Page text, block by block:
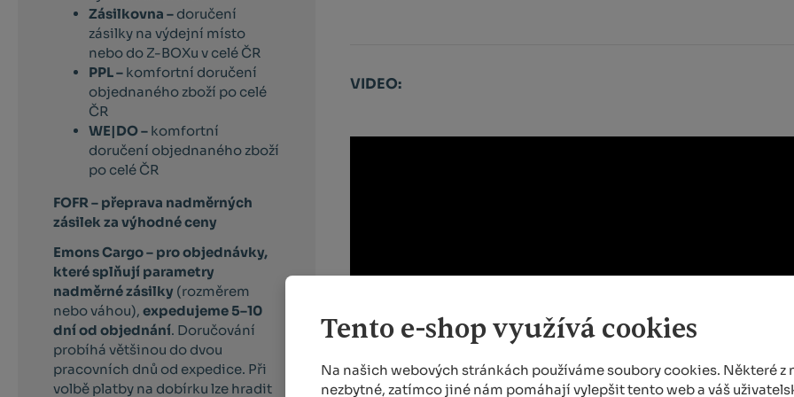
Tento e-shop využívá cookies
Na našich webových stránkách používáme soubory cookies. Některé z
nezbytné, zatímco jiné nám pomáhají vylepšit tento web a váš
VIDEO:
Zásilkovna – doručení
zásilky na výdejní místo
nebo do Z-BOXu v celé ČR
PPL – komfortní doručení
objednaného zboží po celé
ČR
WE|DO – komfortní
doručení objednaného zboží
po celé ČR
FOFR – přeprava nadměrných
zásilek za výhodné ceny
Emons Cargo – pro objednávky,
které splňují parametry
nadměrné zásilky (rozměrem
nebo váhou), expedujeme 5–10
dní od objednání. Doručování
probíhá většinou do dvou
pracovních dnů od expedice. Při
volbě platby na dobírku lze hradit